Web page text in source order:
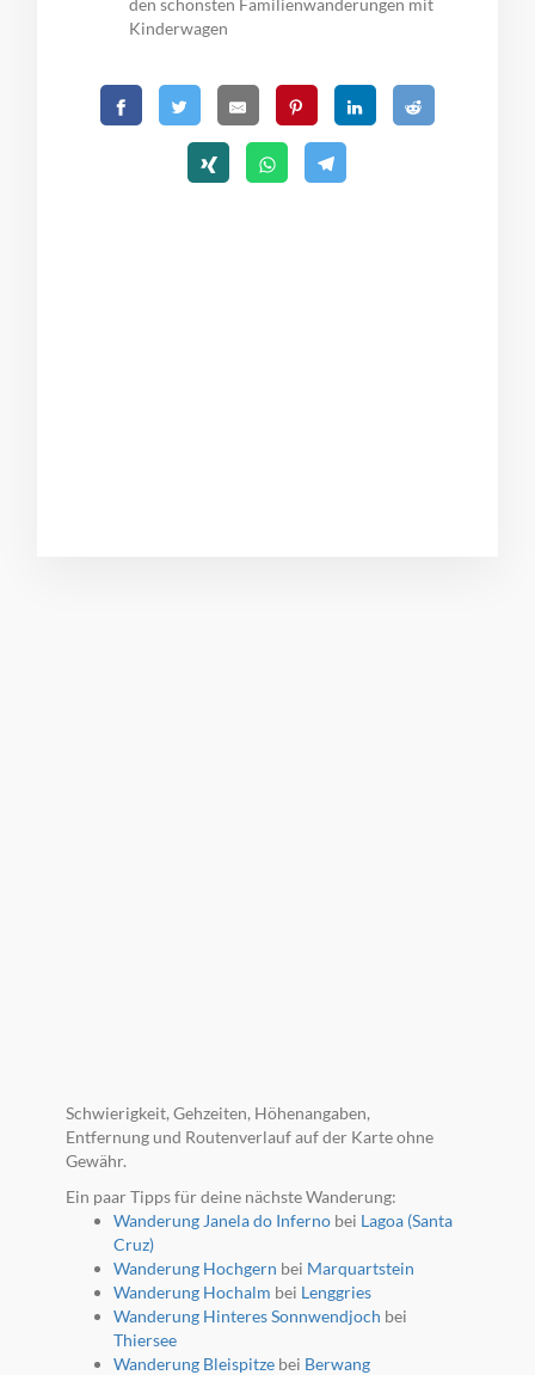
Kinderwagen
Schwierigkeit, Gehzeiten, Höhenangaben,
Entfernung und Routenverlauf auf der Karte ohne
Gewähr.
Ein paar Tipps für deine nächste Wanderung:
Wanderung Janela do Infernobei Lagoa (Santa
Cruz)
Wanderung Hochgern bei Marquartstein
Wanderung Hochalm bei Lenggries
Wanderung Hinteres Sonnwendjoch bei
Thiersee
Wanderung Bleispitzebei Berwang